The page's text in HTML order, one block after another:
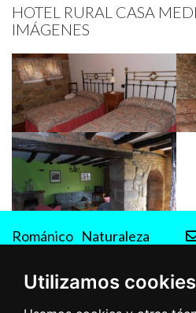
Utilizamos cookies
HOTEL RURAL CASA
IMÁGENES
Románico Naturaleza